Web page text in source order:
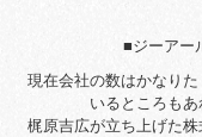
■ジーアー
現在会社の数はかなり
いるところもあ
梶原吉広が立ち上げた